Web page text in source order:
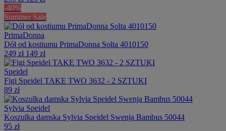
-40%
Summer Sale
PrimaDonna
Dół od kostiumu PrimaDonna Solta 4010150
249 zł 149 zł
Speidel
Figi Speidel TAKE TWO 3632 - 2 SZTUKI
89 zł
Sylvia Speidel
Koszulka damska Sylvia Speidel Swenja Bambus 50044
95 zł